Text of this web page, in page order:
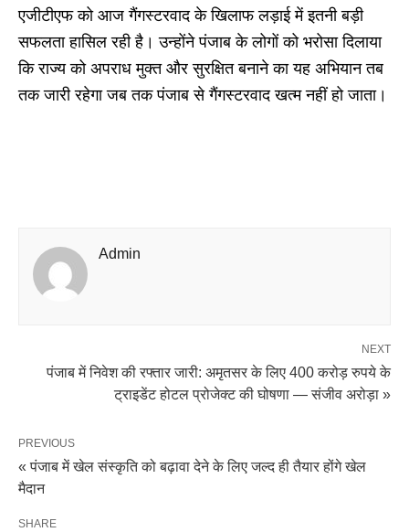
एजीटीएफ को आज गैंगस्टरवाद के खिलाफ लड़ाई में इतनी बड़ी
सफलता हासिल रही है। उन्होंने पंजाब के लोगों को भरोसा दिलाया
कि राज्य को अपराध मुक्त और सुरक्षित बनाने का यह अभियान तब
तक जारी रहेगा जब तक पंजाब से गैंगस्टरवाद खत्म नहीं हो जाता।
Admin
NEXT
पंजाब में निवेश की रफ्तार जारी: अमृतसर के लिए 400 करोड़ रुपये के
ट्राइडेंट होटल प्रोजेक्ट की घोषणा — संजीव अरोड़ा »
PREVIOUS
« पंजाब में खेल संस्कृति को बढ़ावा देने के लिए जल्द ही तैयार होंगे खेल
मैदान
SHARE